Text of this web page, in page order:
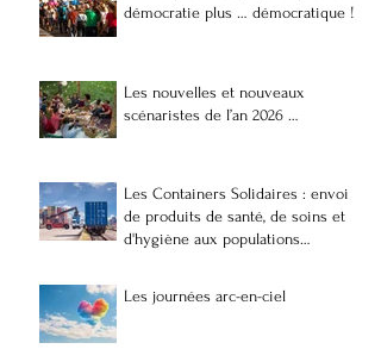
démocratie plus … démocratique !
Les nouvelles et nouveaux
scénaristes de l’an 2026 …
Les Containers Solidaires : envoi
de produits de santé, de soins et
d'hygiène aux populations
Les journées arc-en-ciel